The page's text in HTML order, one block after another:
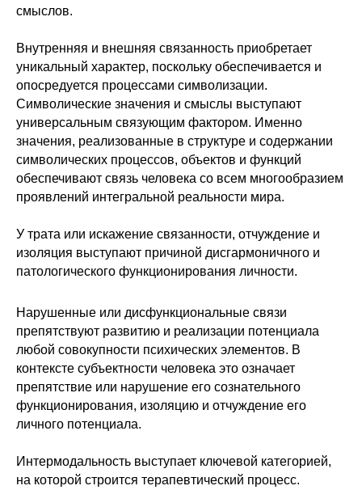
смыслов.
Внутренняя и внешняя связанность приобретает
уникальный характер, поскольку обеспечивается и
опосредуется процессами символизации.
Символические значения и смыслы выступают
универсальным связующим фактором. Именно
значения, реализованные в структуре и содержании
символических процессов, объектов и функций
обеспечивают связь человека со всем многообразием
проявлений интегральной реальности мира.
У трата или искажение связанности, отчуждение и
изоляция выступают причиной дисгармоничного и
патологического функционирования личности.
Нарушенные или дисфункциональные связи
препятствуют развитию и реализации потенциала
любой совокупности психических элементов. В
контексте субъектности человека это означает
препятствие или нарушение его сознательного
функционирования, изоляцию и отчуждение его
личного потенциала.
Интермодальность выступает ключевой категорией,
на которой строится терапевтический процесс.